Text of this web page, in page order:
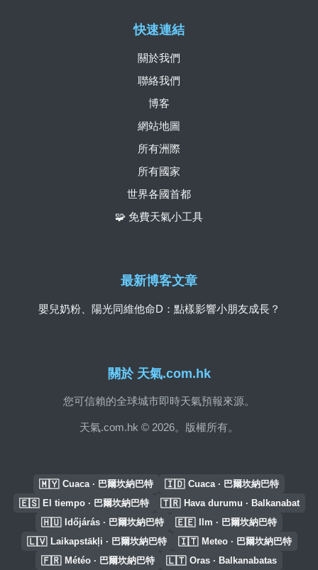
關於 天氣.com.hk
您可信賴的全球城市即時天氣預報來源。
天氣.com.hk © 2026。版權所有。
快速連結
關於我們
聯絡我們
博客
網站地圖
所有洲際
所有國家
世界各國首都
🧩 免費天氣小工具
最新博客文章
嬰兒奶粉、陽光同維他命D：點樣影響小朋友成長？
🇲🇾 Cuaca · 巴爾坎納巴特 🇮🇩 Cuaca · 巴爾坎納巴特
🇪🇸 El tiempo · 巴爾坎納巴特 🇹🇷 Hava durumu · Balkanabat
🇭🇺 Időjárás · 巴爾坎納巴特 🇪🇪 Ilm · 巴爾坎納巴特
🇱🇻 Laikapstākļi · 巴爾坎納巴特 🇮🇹 Meteo · 巴爾坎納巴特
🇫🇷 Météo · 巴爾坎納巴特 🇱🇹 Oras · Balkanabatas